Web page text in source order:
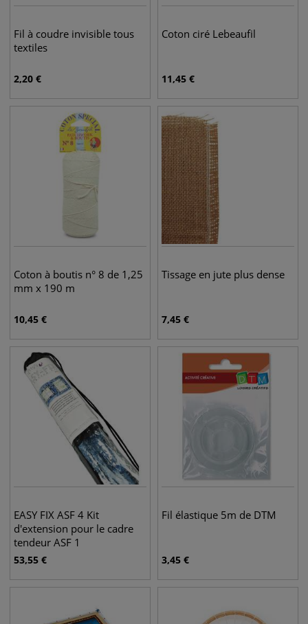
Fil à coudre invisible tous
textiles
2,20 €
Coton ciré Lebeaufil
11,45 €
Coton à boutis n° 8 de 1,25
mm x 190 m
10,45 €
Tissage en jute plus dense
7,45 €
EASY FIX ASF 4 Kit
d'extension pour le cadre
tendeur ASF 1
53,55 €
Fil élastique 5m de DTM
3,45 €